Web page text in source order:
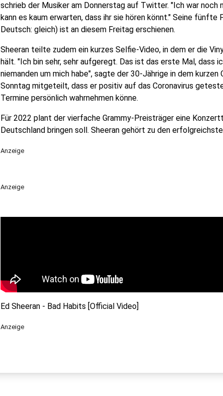
schrieb der Musiker am Donnerstag auf Twitter. "Ich war noch
kann es kaum erwarten, dass ihr sie hören könnt." Seine fünfte
Deutsch: gleich) ist an diesem Freitag erschienen.
Sheeran teilte zudem ein kurzes Selfie-Video, in dem er die
hält. "Ich bin sehr, sehr aufgeregt. Das ist das erste Mal, dass
niemanden um mich habe", sagte der 30-Jährige in dem kurzen
Sonntag mitgeteilt, dass er positiv auf das Coronavirus
Termine persönlich wahrnehmen könne.
Für 2022 plant der vierfache Grammy-Preisträger eine
Deutschland bringen soll. Sheeran gehört zu den
Anzeige
Anzeige
Ed Sheeran - Bad Habits [Official Video]
Anzeige